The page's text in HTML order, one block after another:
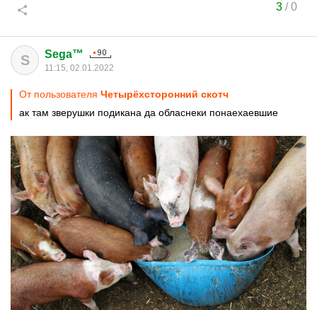
3/0
S Sega™
11:15, 02.01.2022
От пользователя Четырёхсторонний скотч
ак там зверушки подикана да обласнеки понаехаевшие